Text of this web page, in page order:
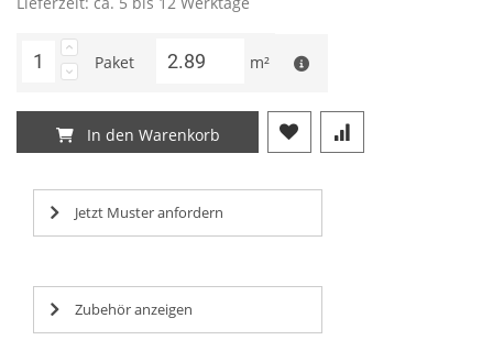
Paket m²
In den Warenkorb
Jetzt Muster anfordern
Zubehör anzeigen